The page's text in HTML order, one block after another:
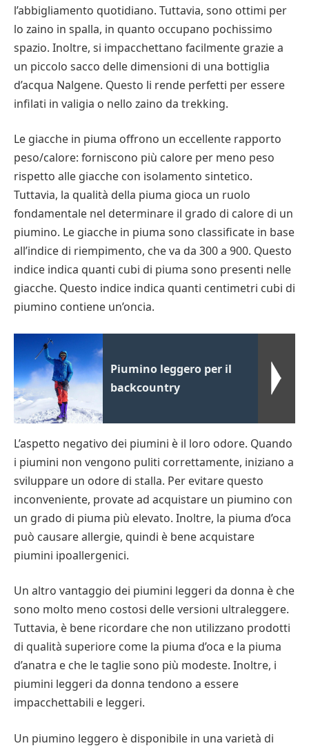
l’abbigliamento quotidiano. Tuttavia, sono ottimi per
lo zaino in spalla, in quanto occupano pochissimo
spazio. Inoltre, si impacchettano facilmente grazie a
un piccolo sacco delle dimensioni di una bottiglia
d’acqua Nalgene. Questo li rende perfetti per essere
infilati in valigia o nello zaino da trekking.
Le giacche in piuma offrono un eccellente rapporto
peso/calore: forniscono più calore per meno peso
rispetto alle giacche con isolamento sintetico.
Tuttavia, la qualità della piuma gioca un ruolo
fondamentale nel determinare il grado di calore di un
piumino. Le giacche in piuma sono classificate in base
all’indice di riempimento, che va da 300 a 900. Questo
indice indica quanti cubi di piuma sono presenti nelle
giacche. Questo indice indica quanti centimetri cubi di
piumino contiene un’oncia.
Piumino leggero per il
backcountry
L’aspetto negativo dei piumini è il loro odore. Quando
i piumini non vengono puliti correttamente, iniziano a
sviluppare un odore di stalla. Per evitare questo
inconveniente, provate ad acquistare un piumino con
un grado di piuma più elevato. Inoltre, la piuma d’oca
può causare allergie, quindi è bene acquistare
piumini ipoallergenici.
Un altro vantaggio dei piumini leggeri da donna è che
sono molto meno costosi delle versioni ultraleggere.
Tuttavia, è bene ricordare che non utilizzano prodotti
di qualità superiore come la piuma d’oca e la piuma
d’anatra e che le taglie sono più modeste. Inoltre, i
piumini leggeri da donna tendono a essere
impacchettabili e leggeri.
Un piumino leggero è disponibile in una varietà di